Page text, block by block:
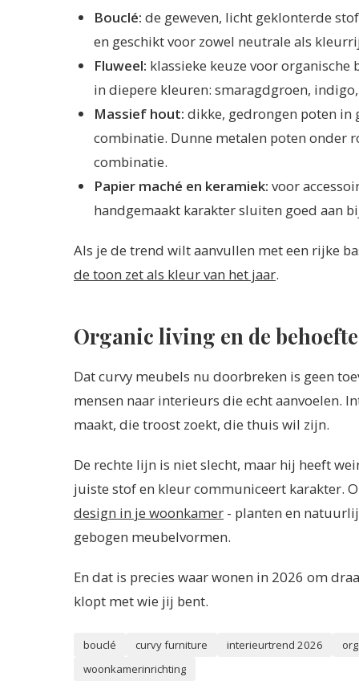
Bouclé: de geweven, licht geklonterde
en geschikt voor zowel neutrale als
Fluweel: klassieke keuze voor
in diepere kleuren: smaragdgroen,
Massief hout: dikke, gedrongen poten in
combinatie. Dunne metalen poten onder
combinatie.
Papier maché en keramiek: voor
handgemaakt karakter sluiten goed aan
Als je de trend wilt aanvullen met een rijke
de toon zet als kleur van het jaar.
Organic living en de
Dat curvy meubels nu doorbreken is geen
mensen naar interieurs die echt aanvoelen.
maakt, die troost zoekt, die thuis wil zijn.
De rechte lijn is niet slecht, maar hij heeft
juiste stof en kleur communiceert karakter.
design in je woonkamer - planten en
gebogen meubelvormen.
En dat is precies waar wonen in 2026 om
klopt met wie jij bent.
bouclé curvy furniture interieurtrend 2026
woonkamerinrichting